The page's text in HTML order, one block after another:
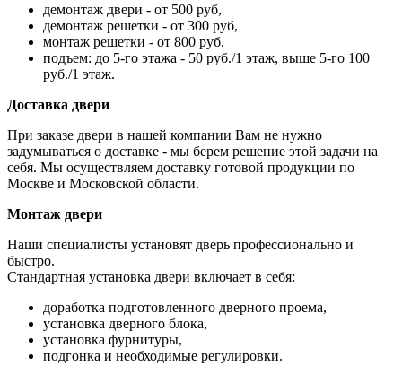
демонтаж двери - от 500 руб,
демонтаж решетки - от 300 руб,
монтаж решетки - от 800 руб,
подъем: до 5-го этажа - 50 руб./1 этаж, выше 5-го 100
руб./1 этаж.
Доставка двери
При заказе двери в нашей компании Вам не нужно
задумываться о доставке - мы берем решение этой задачи на
себя. Мы осуществляем доставку готовой продукции по
Москве и Московской области.
Монтаж двери
Наши специалисты установят дверь профессионально и
быстро.
Стандартная установка двери включает в себя:
доработка подготовленного дверного проема,
установка дверного блока,
установка фурнитуры,
подгонка и необходимые регулировки.